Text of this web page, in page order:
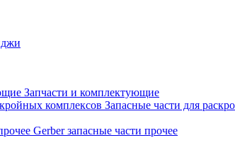
Запчасти и комплектующие
комплексов Запасные части для
Gerber запасные части прочее